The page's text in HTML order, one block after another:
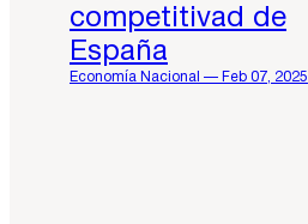
competitivad de
España
Economía Nacional — Feb 07, 2025